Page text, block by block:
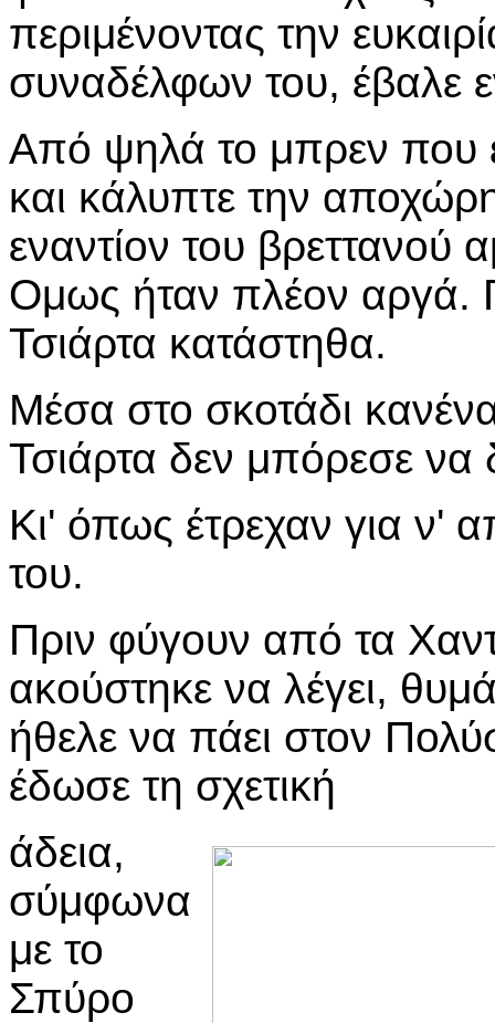
περιμένοντας την
συναδέλφων του, έβαλε
Από ψηλά το μπρεν που
και κάλυπτε την
εναντίον του βρεττανού
Ομως ήταν πλέον αργά.
Τσιάρτα κατάστηθα.
Μέσα στο σκοτάδι
Τσιάρτα δεν μπόρεσε να
Κι' όπως έτρεχαν για ν'
του.
Πριν φύγουν από τα
ακούστηκε να λέγει,
ήθελε να πάει στον
έδωσε τη σχετική
άδεια,
σύμφωνα
με το
Σπύρο